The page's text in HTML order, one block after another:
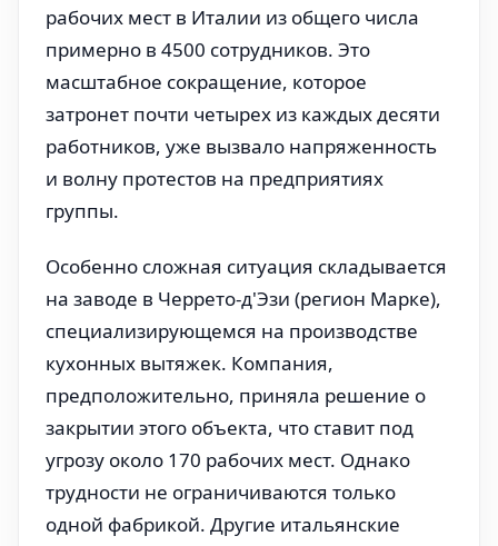
рабочих мест в Италии из общего числа
примерно в 4500 сотрудников. Это
масштабное сокращение, которое
затронет почти четырех из каждых десяти
работников, уже вызвало напряженность
и волну протестов на предприятиях
группы.
Особенно сложная ситуация складывается
на заводе в Черрето-д'Эзи (регион Марке),
специализирующемся на производстве
кухонных вытяжек. Компания,
предположительно, приняла решение о
закрытии этого объекта, что ставит под
угрозу около 170 рабочих мест. Однако
трудности не ограничиваются только
одной фабрикой. Другие итальянские